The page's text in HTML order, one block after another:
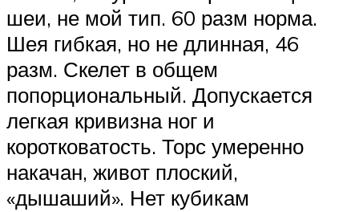
шеи, не мой тип. 60 разм норма.
Шея гибкая, но не длинная, 46
разм. Скелет в общем
попорциональный. Допускается
легкая кривизна ног и
коротковатость. Торс умеренно
накачан, живот плоский,
«дышаший». Нет кубикам